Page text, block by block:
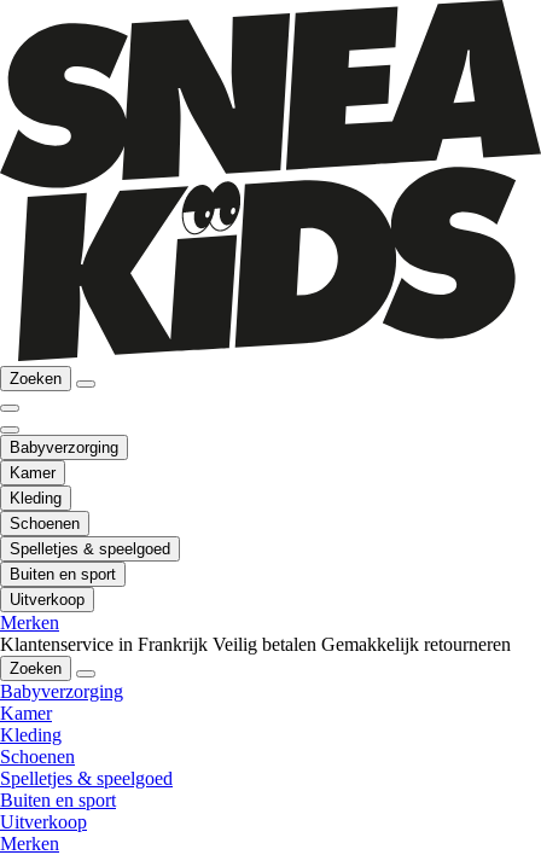
Zoeken
Babyverzorging
Kamer
Kleding
Schoenen
Spelletjes & speelgoed
Buiten en sport
Uitverkoop
Merken
Klantenservice in Frankrijk Veilig betalen Gemakkelijk retourneren
Zoeken
Babyverzorging
Kamer
Kleding
Schoenen
Spelletjes & speelgoed
Buiten en sport
Uitverkoop
Merken